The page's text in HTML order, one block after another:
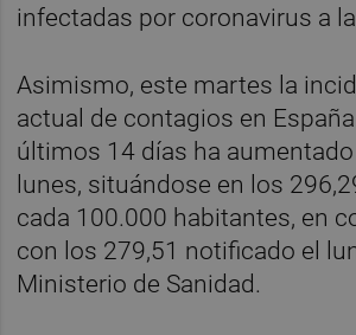
infectadas por coronavirus a
Asimismo, este martes la
actual de contagios en
últimos 14 días ha aumentado
lunes, situándose en los
cada 100.000 habitantes, en
con los 279,51 notificado el
Ministerio de Sanidad.